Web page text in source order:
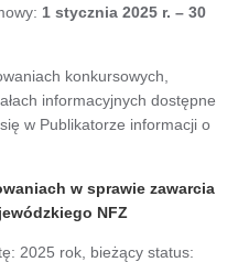
1 stycznia 2025 r. – 30
konkursowych,
informacyjnych dostępne
w Publikatorze informacji o
w sprawie zawarcia
NFZ
2025 rok, bieżący status: